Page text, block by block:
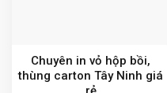
Chuyên in vỏ hộp bồi,
thùng carton Tây Ninh giá